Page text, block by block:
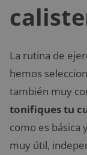
La rutina de
hemos
también muy
tonifiques tu
como es básica
muy útil,